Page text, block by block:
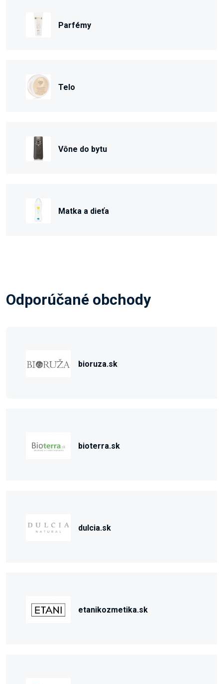
Parfémy
Telo
Vône do bytu
Matka a dieťa
Odporúčané obchody
bioruza.sk
bioterra.sk
dulcia.sk
etanikozmetika.sk